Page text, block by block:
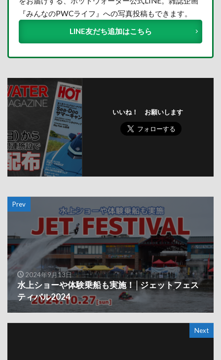
『みんなのPWCライフ』への写真投稿もできます。
LINE友だち追加はこちら
いいね！ お願いします
Prev
2024年9月13日
水上ショーや体験乗船も実施！│ジェットフェス
ティバル2024
Next